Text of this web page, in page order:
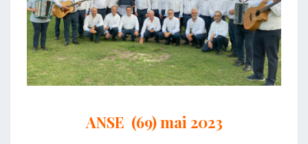
ANSE (69) mai 2023